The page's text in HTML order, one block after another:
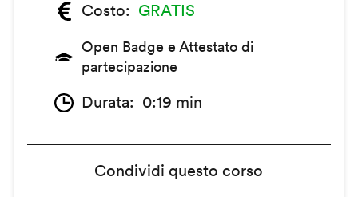
Costo
GRATIS
Open Badge e Attestato di
partecipazione
Durata 0:19 min
Condividi questo corso